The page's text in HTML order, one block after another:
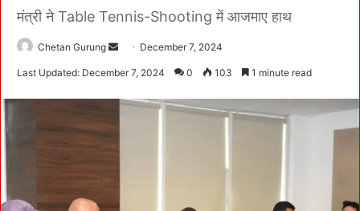
मंत्री ने Table Tennis-Shooting में आजमाए हाथ
Chetan Gurung
d
December 7, 2024
Last Updated: December 7, 2024 0 103 1 minute read